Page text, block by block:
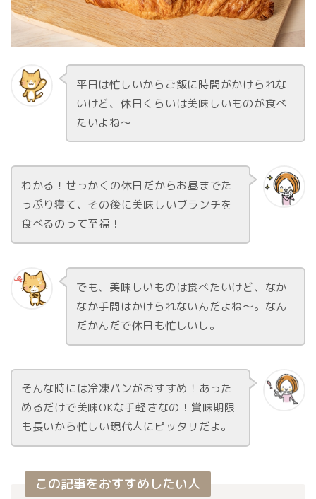
平日は忙しいからご飯に時間がかけられな
いけど、休日くらいは美味しいものが食べ
たいよね～
わかる！せっかくの休日だからお昼までた
っぷり寝て、その後に美味しいブランチを
食べるのって至福！
でも、美味しいものは食べたいけど、なか
なか手間はかけられないんだよね～。なん
だかんだで休日も忙しいし。
そんな時には冷凍パンがおすすめ！あった
めるだけで美味OKな手軽さなの！賞味期限
も長いから忙しい現代人にピッタリだよ。
この記事をおすすめしたい人